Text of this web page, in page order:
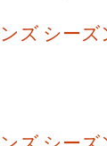
ズ シーズ